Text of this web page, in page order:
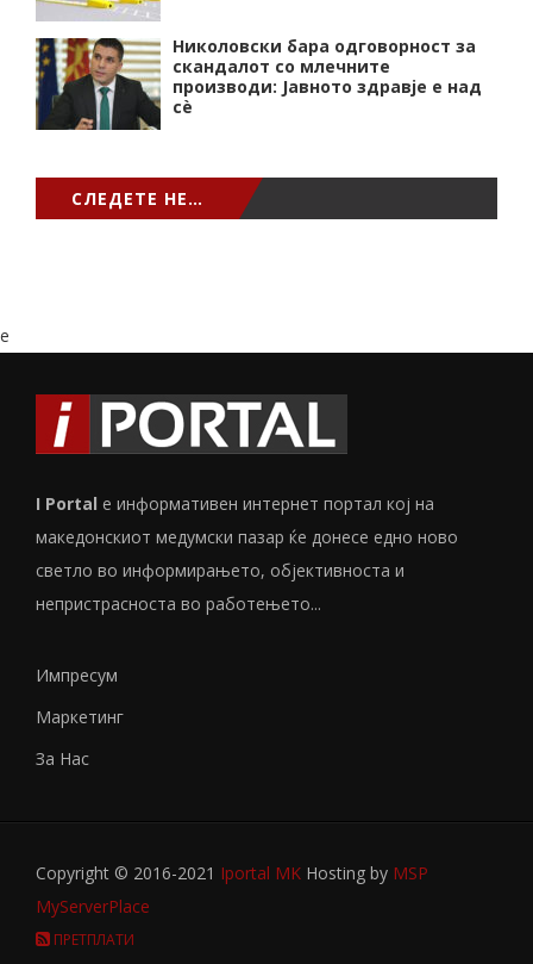
Николовски бара одговорност за
скандалот со млечните
производи: Јавното здравје е над
сѐ
СЛЕДЕТЕ НЕ…
e
I Portal е информативен интернет портал кој на
македонскиот медумски пазар ќе донесе едно ново
светло во информирањето, објективноста и
непристрасноста во работењето...
Импресум
Маркетинг
За Нас
Copyright © 2016-2021 Iportal MK Hosting by MSP
MyServerPlace
ПРЕТПЛАТИ